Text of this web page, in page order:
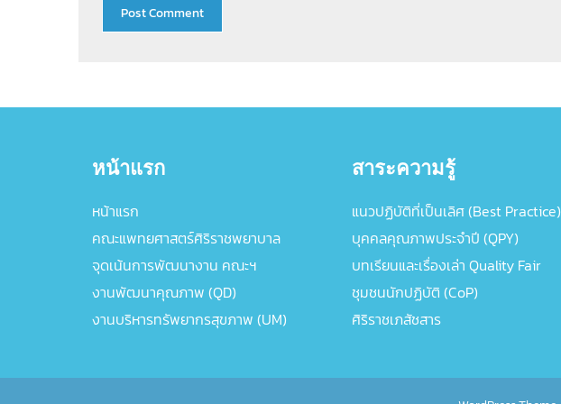
หน้าแรก
หน้าแรก
คณะแพทยศาสตร์ศิริราชพยาบาล
จุดเน้นการพัฒนางาน คณะฯ
งานพัฒนาคุณภาพ (QD)
งานบริหารทรัพยากรสุขภาพ (UM)
สาระความรู้
แนวปฏิบัติที่เป็นเลิศ (Best Practice)
บุคคลคุณภาพประจำปี (QPY)
บทเรียนและเรื่องเล่า Quality Fair
ชุมชนนักปฏิบัติ (CoP)
ศิริราชเภสัชสาร